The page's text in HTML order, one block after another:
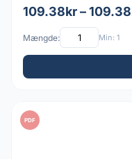
109.38kr –
Mængde: Min: 1
PDF